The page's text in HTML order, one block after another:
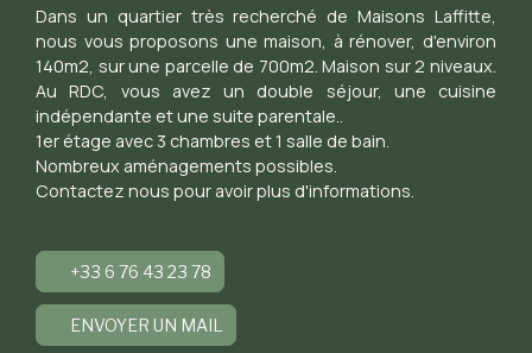
Dans un quartier très recherché de Maisons Laffitte,
nous vous proposons une maison, à rénover, d'environ
140m2, sur une parcelle de 700m2. Maison sur 2 niveaux.
Au RDC, vous avez un double séjour, une cuisine
indépendante et une suite parentale..
1er étage avec 3 chambres et 1 salle de bain.
Nombreux aménagements possibles.
Contactez nous pour avoir plus d'informations.
+33 6 76 43 23 78
ENVOYER UN MAIL